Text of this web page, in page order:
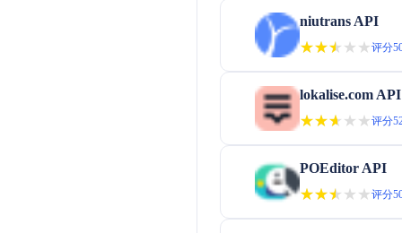
niutrans API
★★★★★
★★★★★评分
lokalise.com API
★★★★★
★★★★★评分
POEditor API
★★★★★
★★★★★评分